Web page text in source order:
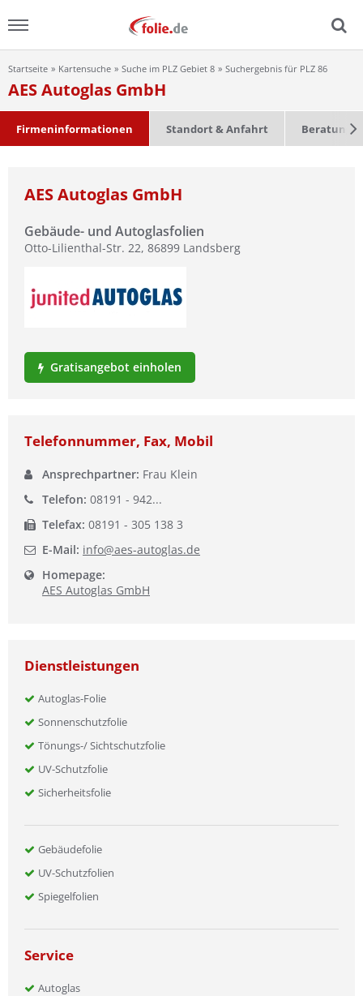
Menu
Home
Ratgeber
FAQ
Ist Ihre Werkstatt schon dabei?
Startseite Kartensuche Suche im PLZ Gebiet 8 Suchergebnis für PLZ 86
AES Autoglas GmbH
Firmeninformationen Standort & Anfahrt Beratung
AES Autoglas GmbH
Gebäude- und Autoglasfolien
Otto-Lilienthal-Str. 22, 86899 Landsberg
Gratisangebot einholen
Telefonnummer, Fax, Mobil
Ansprechpartner: Frau Klein
Telefon: 08191 - 942...
Telefax: 08191 - 305 138 3
E-Mail: info@aes-autoglas.de
Homepage:
AES Autoglas GmbH
Dienstleistungen
Autoglas-Folie
Sonnenschutzfolie
Tönungs-/ Sichtschutzfolie
UV-Schutzfolie
Sicherheitsfolie
Gebäudefolie
UV-Schutzfolien
Spiegelfolien
Service
Autoglas